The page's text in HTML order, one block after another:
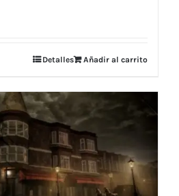
Añadir al carrito
Detalles